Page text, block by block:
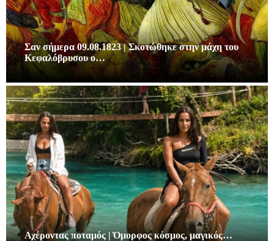
Σαν σήμερα 09.08.1823 | Σκοτώθηκε στην μάχη του
Κεφαλόβρυσου ο…
Αχέροντας ποταμός | Όμορφος κόσμος, μαγικός…